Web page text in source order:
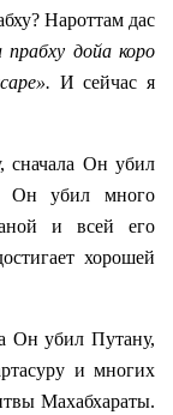
Нароттам дас
дойа коро
И сейчас я
сначала Он убил
Он убил много
и всей его
хорошей
Он убил Путану,
и многих
Махабхараты.